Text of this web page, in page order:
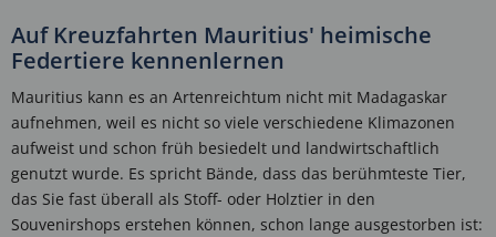
Auf Kreuzfahrten Mauritius' heimische
Federtiere kennenlernen
Mauritius kann es an Artenreichtum nicht mit Madagaskar
aufnehmen, weil es nicht so viele verschiedene Klimazonen
aufweist und schon früh besiedelt und landwirtschaftlich
genutzt wurde. Es spricht Bände, dass das berühmteste Tier,
das Sie fast überall als Stoff- oder Holztier in den
Souvenirshops erstehen können, schon lange ausgestorben ist: